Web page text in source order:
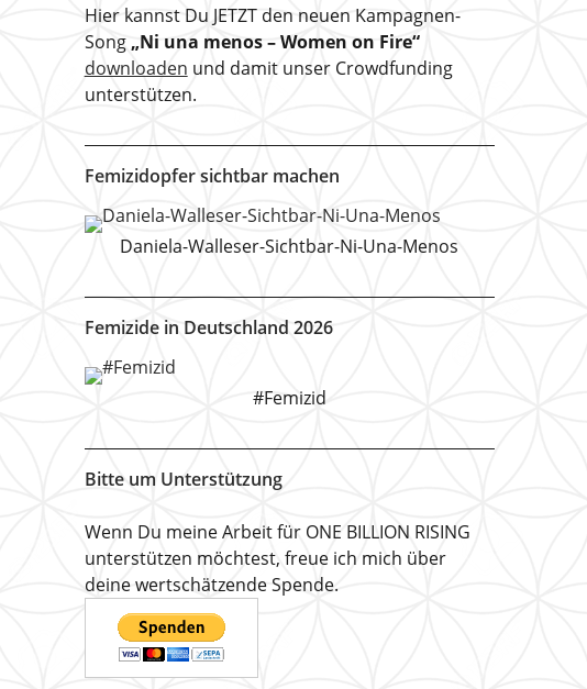
Hier kannst Du JETZT den neuen Kampagnen-
Song„Ni una menos – Women on Fire“
downloaden und damit unser Crowdfunding
unterstützen.
Femizidopfer sichtbar machen
Daniela-Walleser-Sichtbar-Ni-Una-Menos
Femizide in Deutschland 2026
#Femizid
Bitte um Unterstützung
Wenn Du meine Arbeit für ONE BILLION RISING
unterstützen möchtest, freue ich mich über
deine wertschätzende Spende.